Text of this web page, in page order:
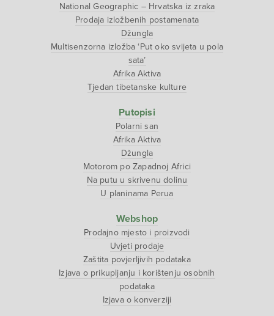
National Geographic – Hrvatska iz zraka
Prodaja izložbenih postamenata
Džungla
Multisenzorna izložba ‘Put oko svijeta u pola
sata’
Afrika Aktiva
Tjedan tibetanske kulture
Putopisi
Polarni san
Afrika Aktiva
Džungla
Motorom po Zapadnoj Africi
Na putu u skrivenu dolinu
U planinama Perua
Webshop
Prodajno mjesto i proizvodi
Uvjeti prodaje
Zaštita povjerljivih podataka
Izjava o prikupljanju i korištenju osobnih
podataka
Izjava o konverziji